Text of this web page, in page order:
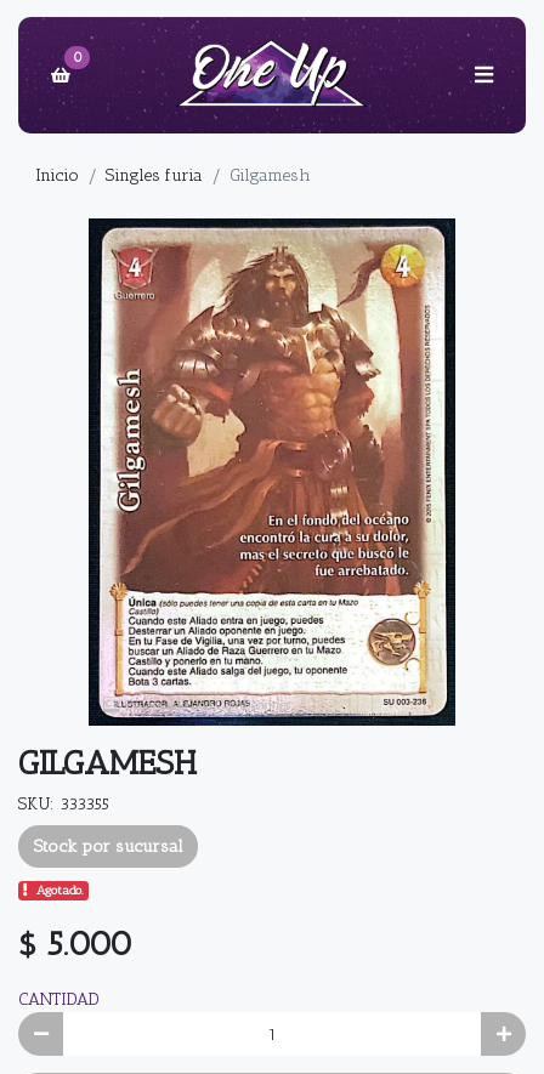
0
Inicio Singles furia Gilgamesh
GILGAMESH
SKU: 333355
Stock por sucursal
Agotado.
$ 5.000
CANTIDAD